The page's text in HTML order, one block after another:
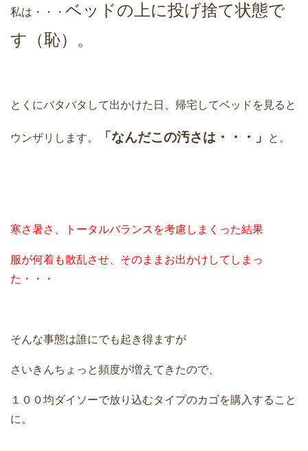
私は・・・ ベッドの上に投げ捨て状態で
す（恥）。
とくにバタバタして出かけた日、帰宅してベッドを見ると
ウンザリします。 「なんだこの汚さは・・・」 と。
寒さ暑さ、トータルバランスを考慮しまくった結果
服が何着も散乱させ、そのままお出かけしてしまっ
た・・・
そんな事態は誰にでも起き得ますが
さいきんちょっと頻度が増えてきたので、
１００均ダイソーで放り込むタイプのカゴを購入すること
に。